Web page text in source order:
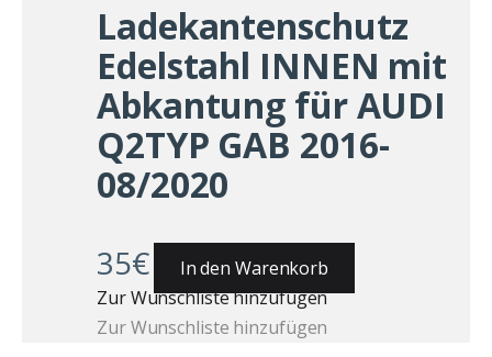
Ladekantenschutz
Edelstahl INNEN mit
Abkantung für AUDI
Q2TYP GAB 2016-
08/2020
35€
In den Warenkorb
Zur Wunschliste hinzufügen
Zur Wunschliste hinzufügen